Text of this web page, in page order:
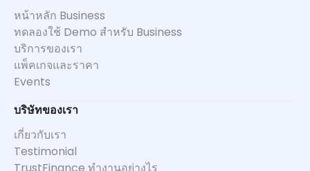
หน้าหลัก Business
ทดลองใช้ Demo สำหรับ Business
บริการของเรา
แพ็คเกจและราคา
Events
บริษัทของเรา
เกี่ยวกับเรา
Testimonial